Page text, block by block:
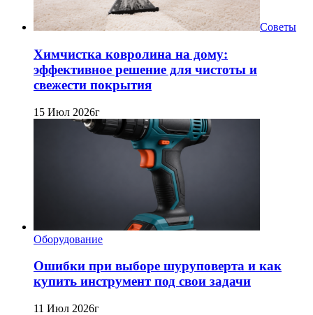
Советы
Химчистка ковролина на дому:
эффективное решение для чистоты и
свежести покрытия
15 Июл 2026г
Оборудование
Ошибки при выборе шуруповерта и как
купить инструмент под свои задачи
11 Июл 2026г